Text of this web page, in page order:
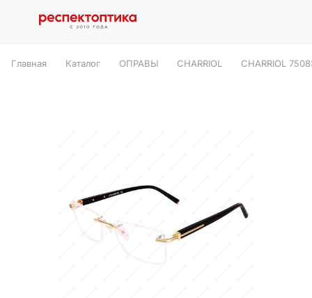
Главная Каталог ОПРАВЫ CHARRIOL CHARRIOL